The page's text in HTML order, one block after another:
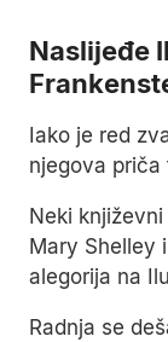
Naslijeđe
Iako je red
njegova priča
Neki
Mary Shelley
alegorija na
Radnja se